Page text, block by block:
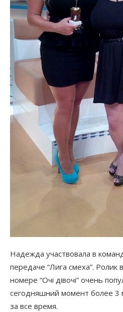
Надежда участвовала в
передаче “Лига смеха”. Ролик
номере “Очі дівочі” очень
сегодняшний момент более 3
за все время.